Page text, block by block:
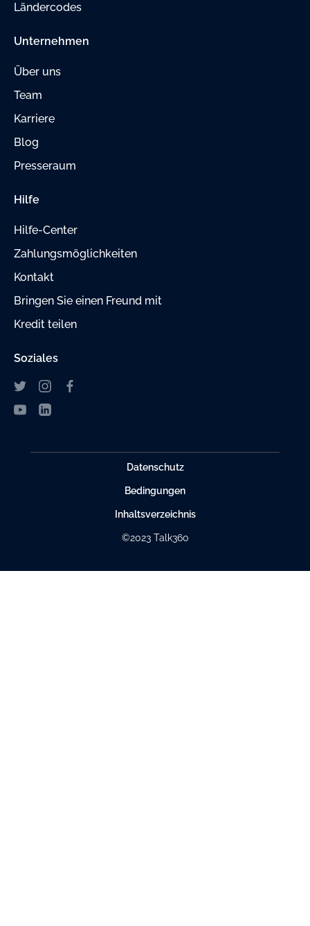
Ländercodes
Unternehmen
Über uns
Team
Karriere
Blog
Presseraum
Hilfe
Hilfe-Center
Zahlungsmöglichkeiten
Kontakt
Bringen Sie einen Freund mit
Kredit teilen
Soziales
Datenschutz
Bedingungen
Inhaltsverzeichnis
©2023 Talk360